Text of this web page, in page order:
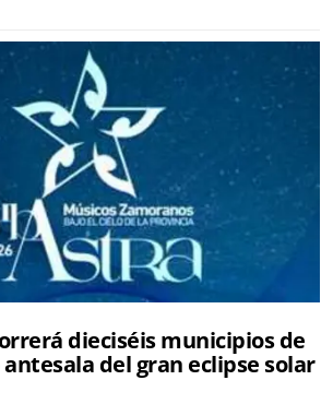
dieciséis municipios de
del gran eclipse solar